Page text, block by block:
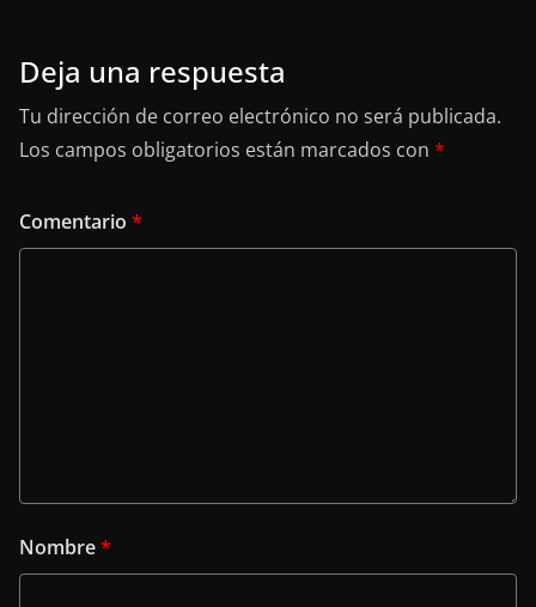
Deja una respuesta
Tu dirección de correo electrónico no será publicada.
Los campos obligatorios están marcados con *
Comentario *
Nombre*